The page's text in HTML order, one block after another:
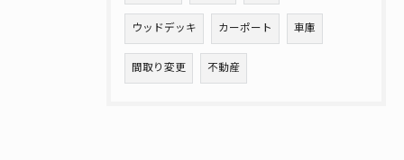
ウッドデッキ カーポート 車庫
間取り変更 不動産